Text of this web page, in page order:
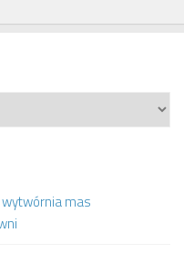
wytwórnia mas